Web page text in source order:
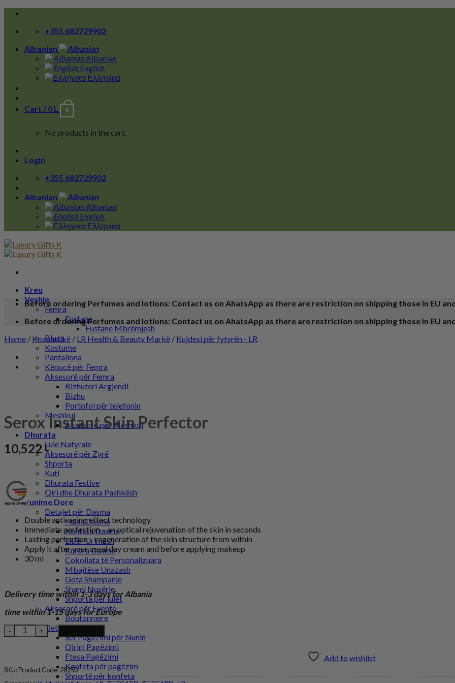
Skip
content
+355 682729902
Albanian
Albanian
English
Ελληνικα
Cart / 0 L 0
No products in the cart.
Login
+355 682729902
Albanian
Albanian
English
Ελληνικα
Kreu
Veshje
Femra
Fustane
Fustane Mbrëmjesh
Bluza
Kostume
Pantallona
Këpucë për Femra
Aksesorë për Femra
Bizhuteri Argjendi
Bizhu
Portofol për telefonin
Meshkuj
Aksesorë për Meshkuj
Dhurata
Lule Natyrale
Aksesorë për Zyrë
Shporta
Kuti
Dhurata Festive
Qiri dhe Dhurata Pashkësh
Punime Dore
Detajet për Dasma
Ftesa Dasme
Konfeta Dasme
Libër Urimesh
Kurora Dasme
Çokollata të Personalizuara
Mbajtëse Unazash
Gota Shampanje
Shami Nusërie
Shporta për lulet
Aksesorë për Evente
Boutonniere
Detaje Pagëzimi
Set Pagëzimi për Nunin
Qirinj Pagëzimi
Ftesa Pagëzimi
Konfeta për pagëzim
Shportë për konfeta
Before ordering Perfumes and lotions: Contact us on AhatsApp as there are restriction on shipping those in EU
Before ordering Perfumes and lotions: Contact us on AhatsApp as there are restriction on shipping those in EU
Home / Kozmetikë / LR Health & Beauty Markë / Kujdesi për fytyrën - LR
Serox Instant Skin Perfector
10,522 L
Double anti-aging effect technology
Immediate perfection – an optical rejuvenation of the skin in seconds
Lasting perfection – regeneration of the skin structure from within
Apply it after your usual day cream and before applying makeup
30 ml
Delivery time within 1-3 days for Albania
time within 1-15 days for Europe
Serox Instant Skin Perfector quantity
Add to wishlist
SKU:Product Code: 28250